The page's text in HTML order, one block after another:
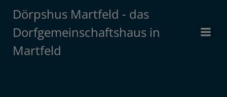
Inhalt
springen
Dörpshus Martfeld - das
Dorfgemeinschaftshaus in
Martfeld